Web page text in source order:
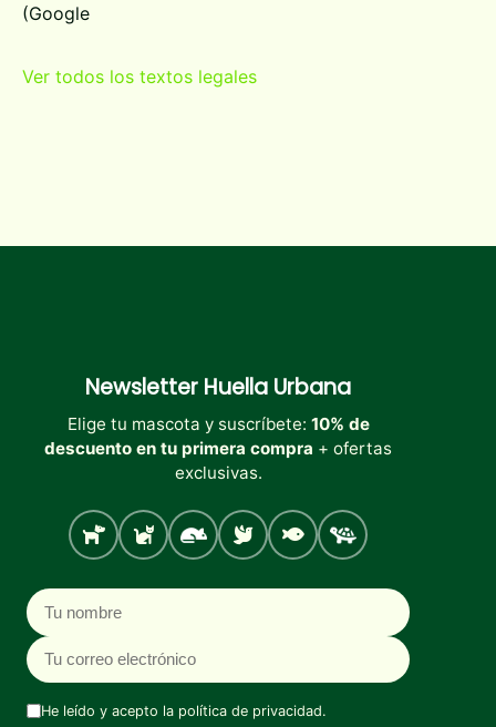
(Google
Ver todos los textos legales
Newsletter Huella Urbana
Elige tu mascota y suscríbete: 10% de
descuento en tu primera compra + ofertas
exclusivas.
Perro Gato Roedores
Aves PecesTortugas
Nombre
Correo electrónico
He leído y acepto la política de privacidad.